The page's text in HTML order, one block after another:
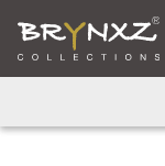
Over ons
Catalogus
Collecties